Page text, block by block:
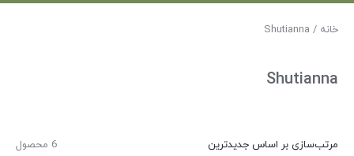
خانه / Shutianna
Shutianna
6 محصول مرتب‌سازی بر اساس جدیدترین